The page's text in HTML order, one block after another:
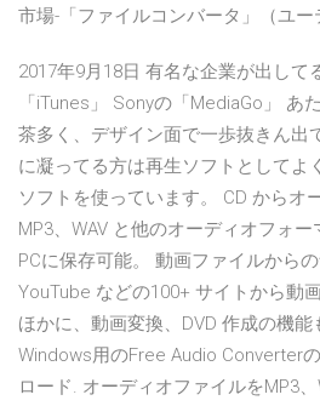
市場-「ファイルコンバータ」（ユー
2017年9月18日 有名な企業が出して
「iTunes」 Sonyの「MediaGo」 あ
茶多く、デザイン面で一歩抜きん出
に凝ってる方は再生ソフトとしてよ
ソフトを使っています。 CD からオ
MP3、WAV と他のオーディオフォ
PCに保存可能。 動画ファイルから
YouTube などの100+ サイトから動
ほかに、動画変換、DVD 作成の機能
Windows用のFree Audio Converter
ロード. オーディオファイルをMP3、